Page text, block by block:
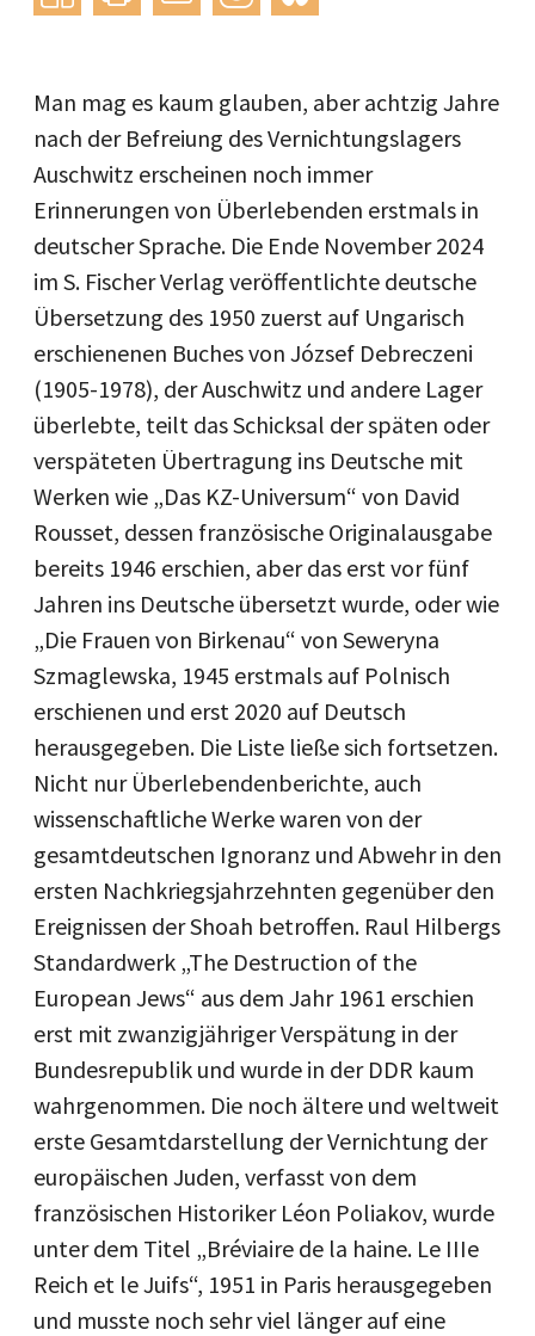
Man mag es kaum glauben, aber achtzig Jahre
nach der Befreiung des Vernichtungslagers
Auschwitz erscheinen noch immer
Erinnerungen von Überlebenden erstmals in
deutscher Sprache. Die Ende November 2024
im S. Fischer Verlag veröffentlichte deutsche
Übersetzung des 1950 zuerst auf Ungarisch
erschienenen Buches von József Debreczeni
(1905-1978), der Auschwitz und andere Lager
überlebte, teilt das Schicksal der späten oder
verspäteten Übertragung ins Deutsche mit
Werken wie „Das KZ-Universum“ von David
Rousset, dessen französische Originalausgabe
bereits 1946 erschien, aber das erst vor fünf
Jahren ins Deutsche übersetzt wurde, oder wie
„Die Frauen von Birkenau“ von Seweryna
Szmaglewska, 1945 erstmals auf Polnisch
erschienen und erst 2020 auf Deutsch
herausgegeben. Die Liste ließe sich fortsetzen.
Nicht nur Überlebendenberichte, auch
wissenschaftliche Werke waren von der
gesamtdeutschen Ignoranz und Abwehr in den
ersten Nachkriegsjahrzehnten gegenüber den
Ereignissen der Shoah betroffen. Raul Hilbergs
Standardwerk „The Destruction of the
European Jews“ aus dem Jahr 1961 erschien
erst mit zwanzigjähriger Verspätung in der
Bundesrepublik und wurde in der DDR kaum
wahrgenommen. Die noch ältere und weltweit
erste Gesamtdarstellung der Vernichtung der
europäischen Juden, verfasst von dem
französischen Historiker Léon Poliakov, wurde
unter dem Titel „Bréviaire de la haine. Le IIIe
Reich et le Juifs“, 1951 in Paris herausgegeben
und musste noch sehr viel länger auf eine